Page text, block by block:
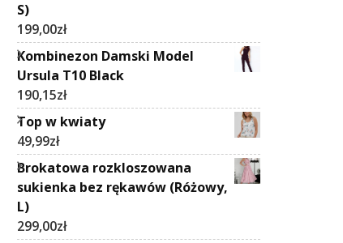
S)
199,00zł
Kombinezon Damski Model
Ursula T10 Black
190,15zł
Top w kwiaty
49,99zł
Brokatowa rozkloszowana
sukienka bez rękawów (Różowy,
L)
299,00zł